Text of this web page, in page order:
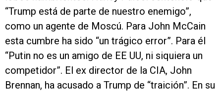
“Trump está de parte de nuestro enemigo”,
como un agente de Moscú. Para John McCain
esta cumbre ha sido “un trágico error”. Para él
“Putin no es un amigo de EE UU, ni siquiera un
competidor”. El ex director de la CIA, John
Brennan, ha acusado a Trump de “traición”. En su